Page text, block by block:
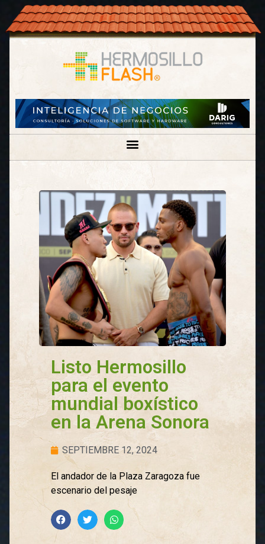
Listo Hermosillo
para el evento
mundial boxístico
en la Arena Sonora
SEPTIEMBRE 12, 2024
El andador de la Plaza Zaragoza fue
escenario del pesaje